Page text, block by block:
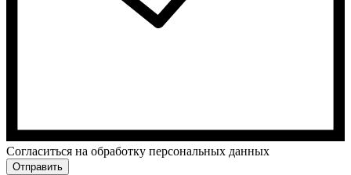
Cогласиться на обработку персональных данных
Отправить